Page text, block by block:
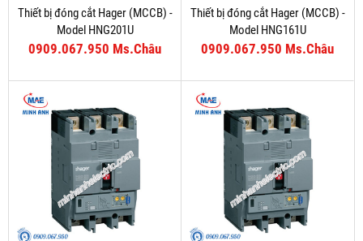
Thiết bị đóng cắt Hager (MCCB) -
Model HNG201U
0909.067.950 Ms.Châu
Thiết bị đóng cắt Hager (MCCB) -
Model HNG161U
0909.067.950 Ms.Châu